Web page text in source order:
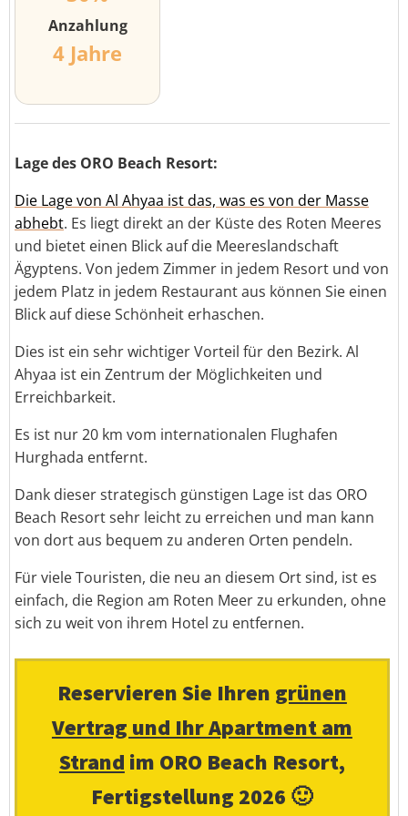
Anzahlung
4 Jahre
Lage des ORO Beach Resort:
Die Lage von Al Ahyaa ist das, was es von der Masse
abhebt. Es liegt direkt an der Küste des Roten Meeres
und bietet einen Blick auf die Meereslandschaft
Ägyptens. Von jedem Zimmer in jedem Resort und von
jedem Platz in jedem Restaurant aus können Sie einen
Blick auf diese Schönheit erhaschen.
Dies ist ein sehr wichtiger Vorteil für den Bezirk. Al
Ahyaa ist ein Zentrum der Möglichkeiten und
Erreichbarkeit.
Es ist nur 20 km vom internationalen Flughafen
Hurghada entfernt.
Dank dieser strategisch günstigen Lage ist das ORO
Beach Resort sehr leicht zu erreichen und man kann
von dort aus bequem zu anderen Orten pendeln.
Für viele Touristen, die neu an diesem Ort sind, ist es
einfach, die Region am Roten Meer zu erkunden, ohne
sich zu weit von ihrem Hotel zu entfernen.
Reservieren Sie Ihren grünen
Vertrag und Ihr Apartment am
Strand im ORO Beach Resort,
Fertigstellung 2026 🙂